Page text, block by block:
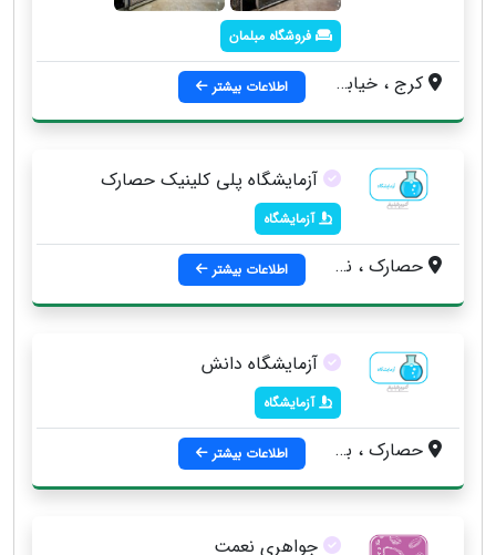
فروشگاه مبلمان
کرج ، خیابان شهید بهشتی ، حد فاصل خیابان انقلاب و المهدی ، مبلمان و فرش آریانا اطلاعات بیشتر
آزمایشگاه پلی کلینیک حصارک
آزمایشگاه
حصارک ، نرسیده به المهدی ، جنب پاسگاه ژاندارمری اطلاعات بیشتر
آزمایشگاه دانش
آزمایشگاه
حصارک ، بین خیابان انقلاب و خیابان المهدی ، روبروی مسجد جامع اطلاعات بیشتر
جواهری نعمت